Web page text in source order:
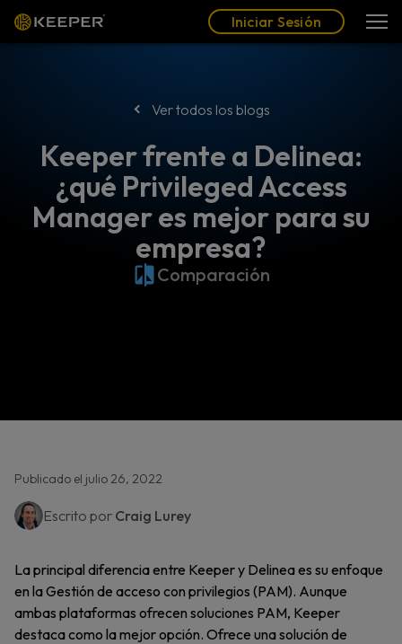
Iniciar Sesión
Ver todos los blogs
Keeper frente a Delinea:
¿qué Privileged Access
Manager es mejor para su
empresa?
Comparación
Publicado el julio 26, 2022
Escrito por Craig Lurey
La principal diferencia entre Keeper y Delinea es su enfoque
en la Gestión de acceso con privilegios (PAM). Aunque
ambas plataformas ofrecen soluciones PAM, Keeper
destaca como la mejor opción. Ofrece una solución de